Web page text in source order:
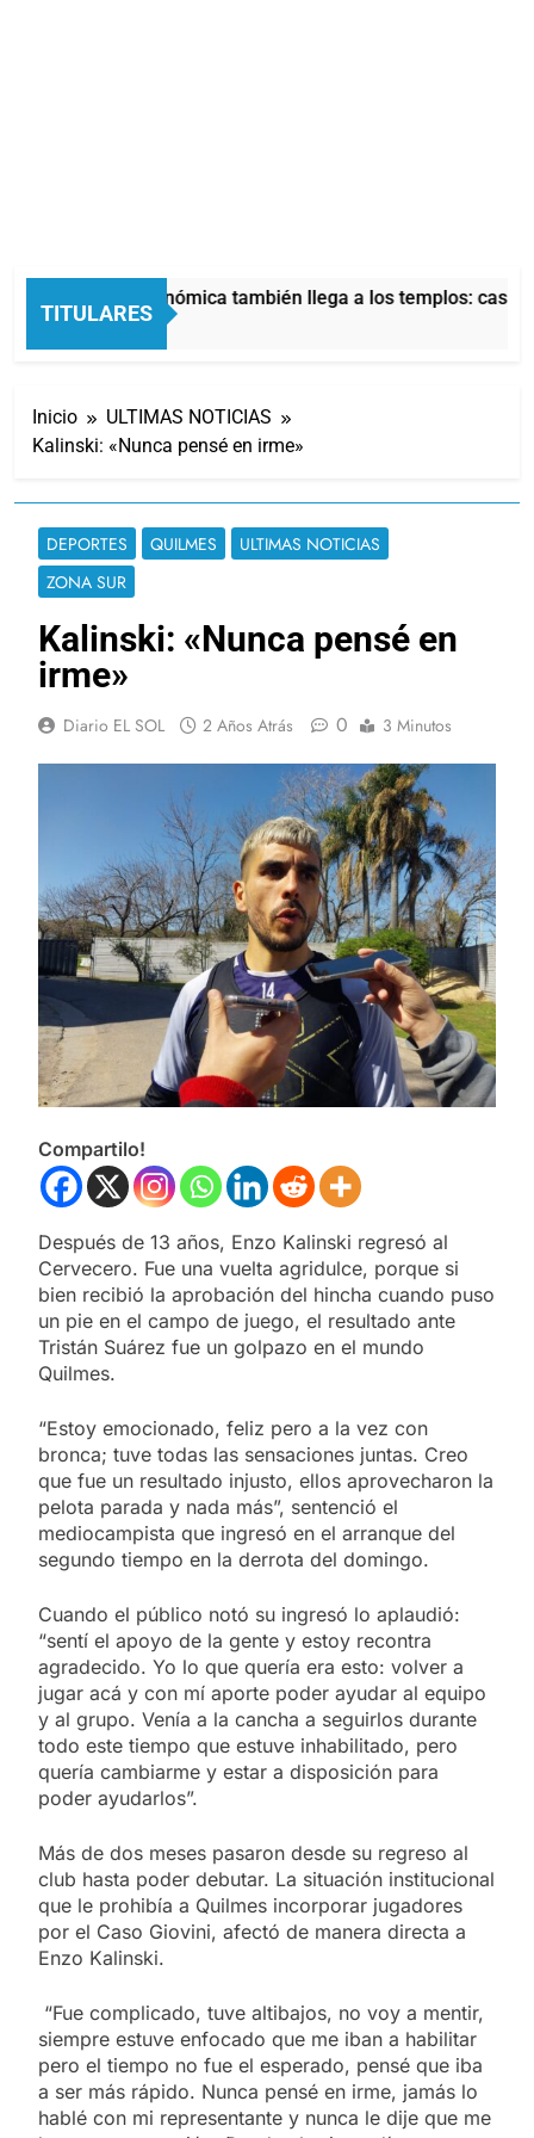
TITULARES
La crisis económica también llega a los templos: casi
12 Horas Atrás
Inicio
ULTIMAS NOTICIAS
Kalinski: «Nunca pensé en irme»
DEPORTES QUILMES
ULTIMAS NOTICIAS
ZONA SUR
Kalinski: «Nunca pensé en
irme»
Diario EL SOL 2 Años Atrás 0 3 Minutos
Compartilo!
Después de 13 años, Enzo Kalinski regresó al
Cervecero. Fue una vuelta agridulce, porque si
bien recibió la aprobación del hincha cuando puso
un pie en el campo de juego, el resultado ante
Tristán Suárez fue un golpazo en el mundo
Quilmes.
“Estoy emocionado, feliz pero a la vez con
bronca; tuve todas las sensaciones juntas. Creo
que fue un resultado injusto, ellos aprovecharon la
pelota parada y nada más”, sentenció el
mediocampista que ingresó en el arranque del
segundo tiempo en la derrota del domingo.
Cuando el público notó su ingresó lo aplaudió:
“sentí el apoyo de la gente y estoy recontra
agradecido. Yo lo que quería era esto: volver a
jugar acá y con mí aporte poder ayudar al equipo
y al grupo. Venía a la cancha a seguirlos durante
todo este tiempo que estuve inhabilitado, pero
quería cambiarme y estar a disposición para
poder ayudarlos”.
Más de dos meses pasaron desde su regreso al
club hasta poder debutar. La situación institucional
que le prohibía a Quilmes incorporar jugadores
por el Caso Giovini, afectó de manera directa a
Enzo Kalinski.
“Fue complicado, tuve altibajos, no voy a mentir,
siempre estuve enfocado que me iban a habilitar
pero el tiempo no fue el esperado, pensé que iba
a ser más rápido. Nunca pensé en irme, jamás lo
hablé con mi representante y nunca le dije que me